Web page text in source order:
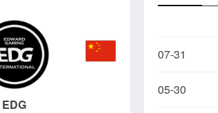
EDG
07-31
05-30